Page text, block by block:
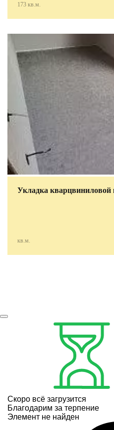
173 кв.м.
Укладка кварцвиниловой
кв.м.
Скоро всё загрузится
Благодарим за терпение
Элемент не найден